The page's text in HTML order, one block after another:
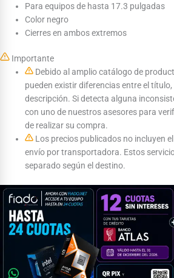
Para equipos de hasta 17.3 pulgadas
Color negro
Cierres en ambos extremos
Importante
Debido al amplio catálogo de
pueden existir diferencias entre el título,
descripción. Si detecta alguna
con uno de nuestros asesores para
de realizar su compra.
Los precios publicados no incluyen
envío por transportadora. Estos
separado según el destino.